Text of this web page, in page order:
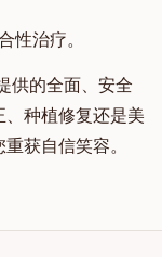
性治疗。
供的全面、安全
种植修复还是美
获自信笑容。